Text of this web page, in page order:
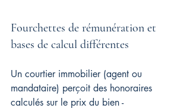
Fourchettes de rémunération et
bases de calcul différentes
Un courtier immobilier (agent ou
mandataire) perçoit des honoraires
calculés sur le prix du bien -